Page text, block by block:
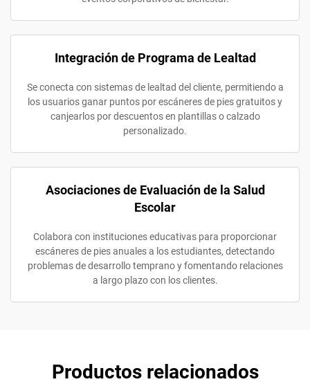
Integración de Programa de Lealtad
Se conecta con sistemas de lealtad del cliente, permitiendo a
los usuarios ganar puntos por escáneres de pies gratuitos y
canjearlos por descuentos en plantillas o calzado
personalizado.
Asociaciones de Evaluación de la Salud
Escolar
Colabora con instituciones educativas para proporcionar
escáneres de pies anuales a los estudiantes, detectando
problemas de desarrollo temprano y fomentando relaciones
a largo plazo con los clientes.
Productos relacionados